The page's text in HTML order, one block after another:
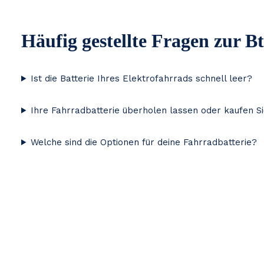
Häufig gestellte Fragen zur
Ist die Batterie Ihres Elektrofahrrads schnell leer?
Ihre Fahrradbatterie überholen lassen oder kaufen
Welche sind die Optionen für deine Fahrradbatterie?